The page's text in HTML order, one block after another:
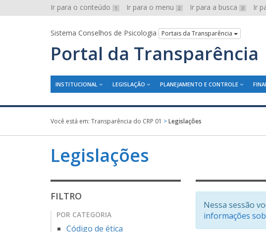
Ir para o conteúdo 1 Ir para o menu 2 Ir para a busca 3 Ir
Sistema Conselhos de Psicologia Portais da Transparência
Portal da Transparência
INSTITUCIONAL LEGISLAÇÃO PLANEJAMENTO E CONTROLE
Você está em: Transparência do CRP 01 >Legislações
Legislações
FILTRO
POR CATEGORIA
Código de ética
Nessa sessão
informações